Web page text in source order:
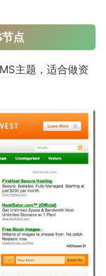
点
主题，适合做资